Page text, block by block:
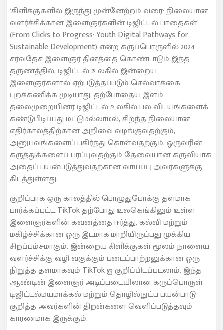
‘கிளிக்குகளில் இருந்து முன்னேற்றம் வரை: நிலையான
வளர்ச்சிக்கான இளைஞர்களின் டிஜிட்டல் பாதைகள்’
(From Clicks to Progress: Youth Digital Pathways for
Sustainable Development) என்ற கருப்பொருளில் 2024
சர்வதேச இளைஞர் தினத்தை கொண்டாடும் இந்த
தருணத்தில், டிஜிட்டல் உலகில் இன்றைய
இளைஞர்களால் ஏற்படுத்தப்படும் செல்வாக்கை
புறக்கணிக்க முடியாது. தற்போதைய இளம்
தலைமுறையினர் டிஜிட்டல் உலகில் பல விடயங்களைக்
கண்டுபிடிப்பது மட்டுமல்லாமல், சிறந்த நிலையான
எதிர்காலத்திற்கான அறிவை வழங்குவதற்கும்,
அனுபவங்களைப் பகிர்ந்து கொள்வதற்கும், ஒருவரின்
கருத்துக்களைப் பரப்புவதற்கும் தேவையான கருவியாக
அதைப் பயன்படுத்துவதற்கான வாய்ப்பு அவர்களுக்கு
கிடத்துள்ளது.
குறிப்பாக ஒரு காலத்தில் பொழுதுபோக்கு தளமாக
பார்க்கப்பட்ட TikTok தற்போது உலகெங்கிலும் உள்ள
இளைஞர்களின் கவனத்தை ஈர்த்து, கல்வி மற்றும்
மகிழ்ச்சிக்கான ஒரு இடமாக மாறியிருப்பது முக்கிய
சிறப்பம்சமாகும். இன்றைய கிளிக்குகள் மூலம் நாளைய
வளர்ச்சிக்கு வழி வகுக்கும் படைப்பாற்றலுக்கான ஒரு
நிறுத்த தளமாகவும் TikTok ஐ குறிப்பிடப்படலாம். இந்த
ஆண்டின் இளைஞர் அடிப்படையிலான கருப்பொருள்
டிஜிட்டல்மயமாக்கல் மற்றும் தொழில்நுட்ப பயன்பாடு
குறித்த அவர்களின் திறன்களை வெளிப்படுத்தவும்
காரணமாக இருக்கும்.